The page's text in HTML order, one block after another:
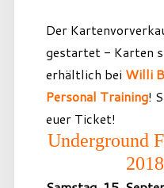
Der
gestartet - Karten
erhältlich bei Willi
Personal Training!
euer Ticket!
Underground
2018